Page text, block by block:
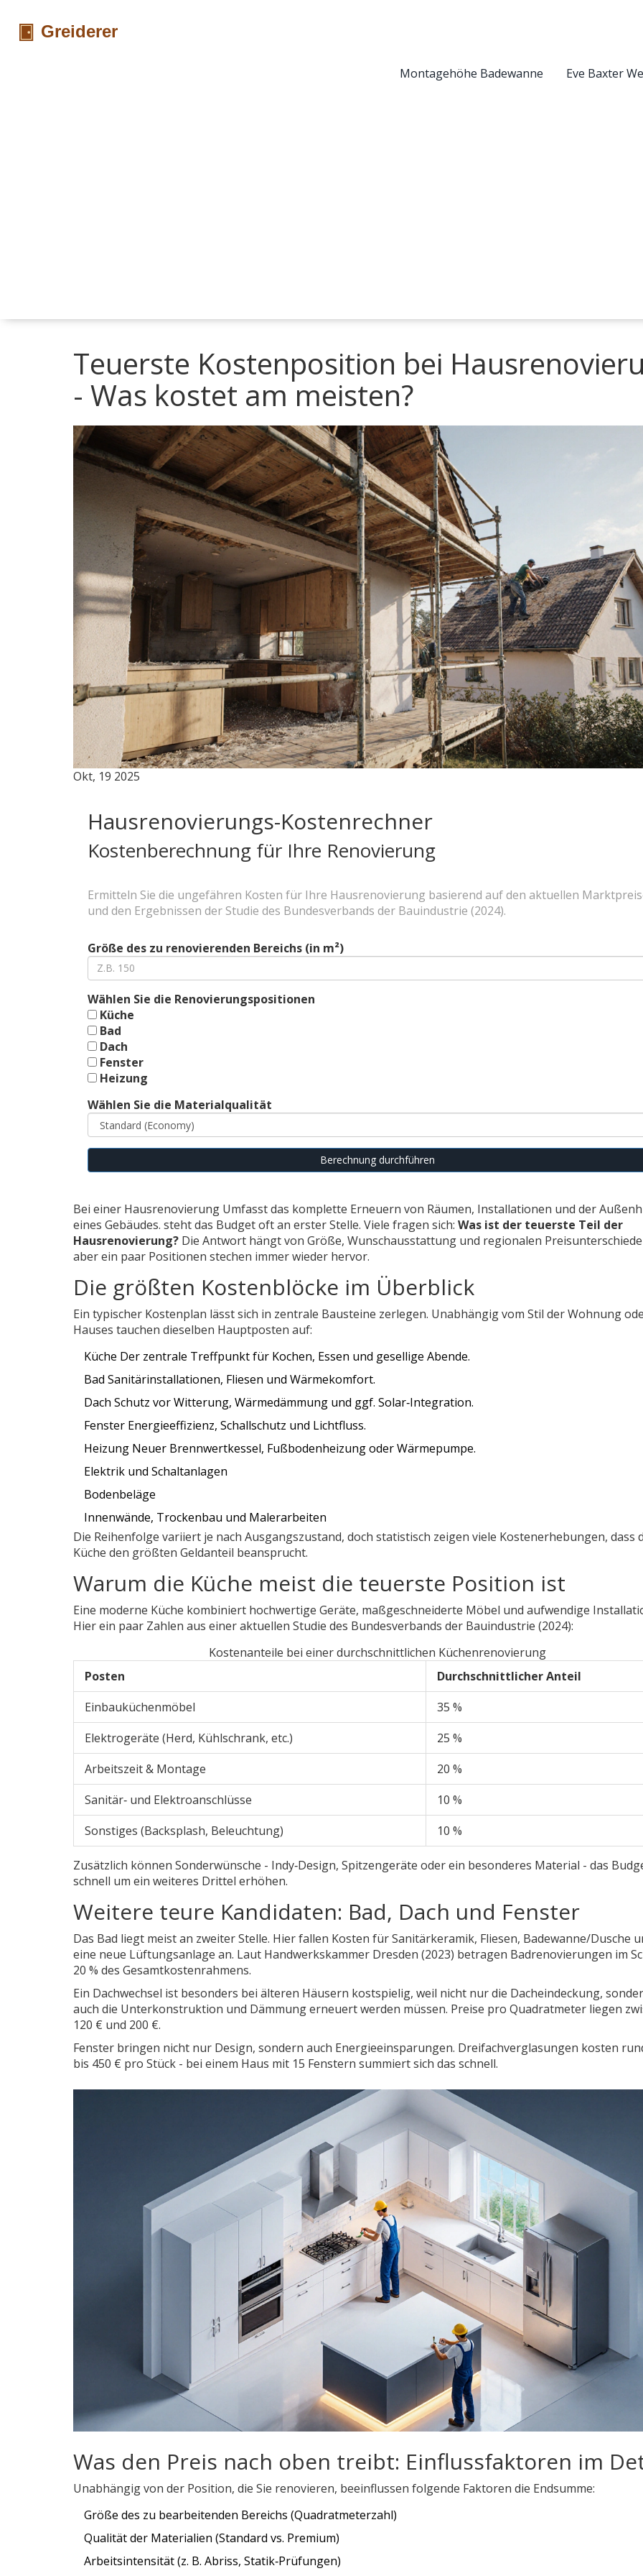
Montagehöhe Badewanne Eve Baxter
Teuerste Kostenposition bei
- Was kostet am meisten?
Okt, 19 2025
Hausrenovierungs-Kostenrechner
Kostenberechnung für Ihre Renovierung
Ermitteln Sie die ungefähren Kosten für Ihre Hausrenovierung basierend auf den aktuellen
und den Ergebnissen der Studie des Bundesverbands der Bauindustrie (2024).
Größe des zu renovierenden Bereichs (in m²)
Wählen Sie die Renovierungspositionen
Küche
Bad
Dach
Fenster
Heizung
Wählen Sie die Materialqualität
Berechnung durchführen
Bei einer Hausrenovierung Umfasst das komplette Erneuern von Räumen, Installationen und der
eines Gebäudes. steht das Budget oft an erster Stelle. Viele fragen sich: Was ist der teuerste Teil der
Hausrenovierung? Die Antwort hängt von Größe, Wunschausstattung und regionalen
aber ein paar Positionen stechen immer wieder hervor.
Die größten Kostenblöcke im Überblick
Ein typischer Kostenplan lässt sich in zentrale Bausteine zerlegen. Unabhängig vom Stil der Wohnung
Hauses tauchen dieselben Hauptposten auf:
Küche Der zentrale Treffpunkt für Kochen, Essen und gesellige Abende.
Bad Sanitärinstallationen, Fliesen und Wärmekomfort.
Dach Schutz vor Witterung, Wärmedämmung und ggf. Solar‑Integration.
Fenster Energieeffizienz, Schallschutz und Lichtfluss.
Heizung Neuer Brennwertkessel, Fußbodenheizung oder Wärmepumpe.
Elektrik und Schaltanlagen
Bodenbeläge
Innenwände, Trockenbau und Malerarbeiten
Die Reihenfolge variiert je nach Ausgangszustand, doch statistisch zeigen viele Kostenerhebungen, dass
Küche den größten Geldanteil beansprucht.
Warum die Küche meist die teuerste Position ist
Eine moderne Küche kombiniert hochwertige Geräte, maßgeschneiderte Möbel und aufwendige
Hier ein paar Zahlen aus einer aktuellen Studie des Bundesverbands der Bauindustrie (2024):
Kostenanteile bei einer durchschnittlichen Küchenrenovierung
Posten
Durchschnittlicher Anteil
Einbauküchenmöbel
35 %
Elektrogeräte (Herd, Kühlschrank, etc.)
25 %
Arbeitszeit & Montage
20 %
Sanitär‑ und Elektroanschlüsse
10 %
Sonstiges (Backsplash, Beleuchtung)
10 %
Zusätzlich können Sonderwünsche - Indy‑Design, Spitzengeräte oder ein besonderes Material - das
schnell um ein weiteres Drittel erhöhen.
Weitere teure Kandidaten: Bad, Dach und Fenster
Das Bad liegt meist an zweiter Stelle. Hier fallen Kosten für Sanitärkeramik, Fliesen, Badewanne/Dusche
eine neue Lüftungsanlage an. Laut Handwerkskammer Dresden (2023) betragen Badrenovierungen im
20 % des Gesamtkostenrahmens.
Ein Dachwechsel ist besonders bei älteren Häusern kostspielig, weil nicht nur die Dacheindeckung,
auch die Unterkonstruktion und Dämmung erneuert werden müssen. Preise pro Quadratmeter liegen
120 € und 200 €.
Fenster bringen nicht nur Design, sondern auch Energieeinsparungen. Dreifachverglasungen kosten
bis 450 € pro Stück - bei einem Haus mit 15 Fenstern summiert sich das schnell.
Was den Preis nach oben treibt: Einflussfaktoren im
Unabhängig von der Position, die Sie renovieren, beeinflussen folgende Faktoren die Endsumme:
Größe des zu bearbeitenden Bereichs (Quadratmeterzahl)
Qualität der Materialien (Standard vs. Premium)
Arbeitsintensität (z. B. Abriss, Statik‑Prüfungen)